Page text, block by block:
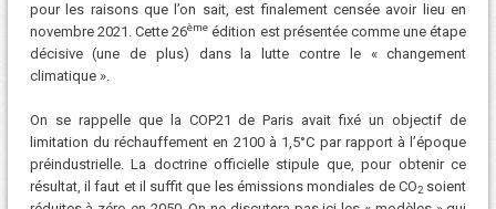
pour les raisons que l’on sait, est finalement censée avoir lieu en
novembre 2021. Cette 26ème édition est présentée comme une étape
décisive (une de plus) dans la lutte contre le « changement
climatique ».
On se rappelle que la COP21 de Paris avait fixé un objectif de
limitation du réchauffement en 2100 à 1,5°C par rapport à l’époque
préindustrielle. La doctrine officielle stipule que, pour obtenir ce
résultat, il faut et il suffit que les émissions mondiales de CO2soient